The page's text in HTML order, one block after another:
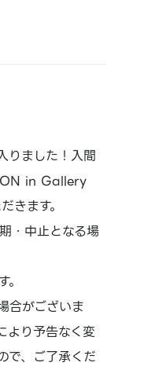
りました！入間
in Gallery
ます。
・中止となる場
合がございま
より予告なく変
で、ご了承くだ